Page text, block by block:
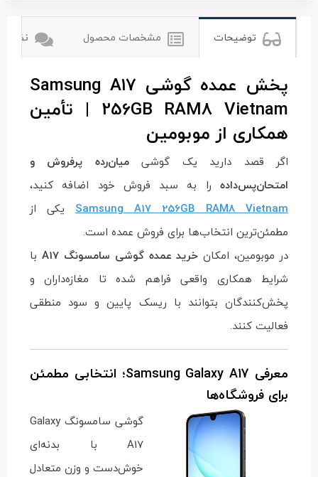
توضیحات مشخصات محصول نظرات
پخش عمده گوشی Samsung A17
256GB RAM8 Vietnam | تأمین
همکاری از موبومین
اگر قصد دارید یک گوشیمیان‌رده پرفروش و
امتحان‌پس‌داده را به سبد فروش خود اضافه کنید،
Samsung A17 256GB RAM8 Vietnam یکی از
مطمئن‌ترین انتخاب‌ها برای فروش عمده است.
در موبومین، امکان خرید عمده گوشی سامسونگ A17
با
شرایط همکاری واقعی فراهم شده تا مغازه‌داران و
پخش‌کنندگان بتوانند با ریسک پایین و سود منطقی
فعالیت کنند.
معرفی Samsung Galaxy A17؛ انتخابی مطمئن
برای فروشگاه‌ها
گوشی سامسونگ Galaxy
A17 با بدنه‌ای
خوش‌دست و وزن متعادل